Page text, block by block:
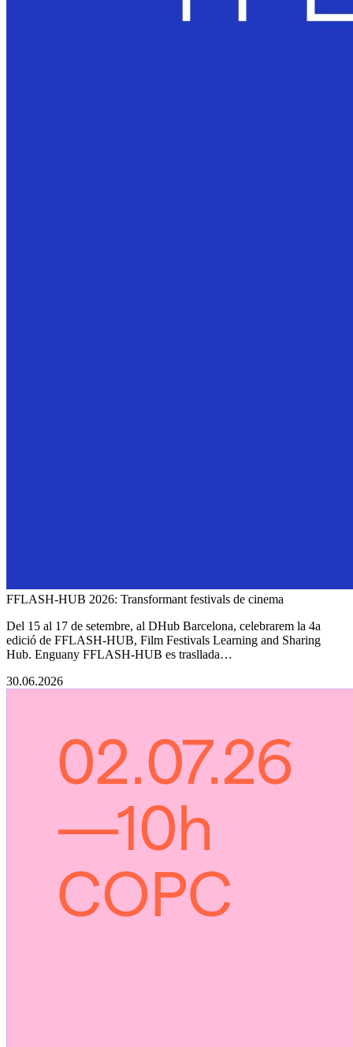
FFLASH-HUB 2026: Transformant festivals de cinema
Del 15 al 17 de setembre, al DHub Barcelona, celebrarem la 4a
edició de FFLASH-HUB, Film Festivals Learning and Sharing
Hub. Enguany FFLASH-HUB es trasllada…
30.06.2026